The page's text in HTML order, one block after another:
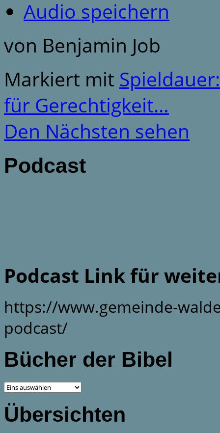
Audio speichern
von Benjamin Job
Markiert mit
für Gerechtigkeit…
Den Nächsten sehen
Podcast
Podcast Link für
https://www.gemeinde-
podcast/
Bücher der Bibel
Übersichten